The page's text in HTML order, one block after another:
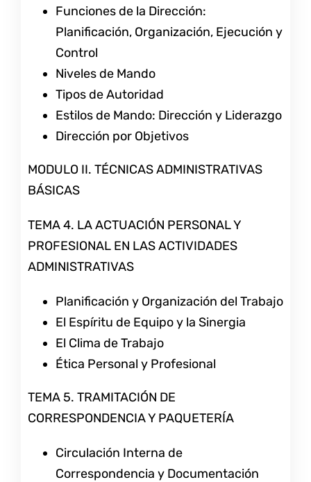
Funciones de la Dirección:
Planificación, Organización, Ejecución y
Control
Niveles de Mando
Tipos de Autoridad
Estilos de Mando: Dirección y Liderazgo
Dirección por Objetivos
MODULO II. TÉCNICAS ADMINISTRATIVAS
BÁSICAS
TEMA 4. LA ACTUACIÓN PERSONAL Y
PROFESIONAL EN LAS ACTIVIDADES
ADMINISTRATIVAS
Planificación y Organización del Trabajo
El Espíritu de Equipo y la Sinergia
El Clima de Trabajo
Ética Personal y Profesional
TEMA 5. TRAMITACIÓN DE
CORRESPONDENCIA Y PAQUETERÍA
Circulación Interna de
Correspondencia y Documentación